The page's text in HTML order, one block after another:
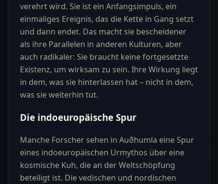
verehrt wird. Sie ist ein Anfangsimpuls, ein
einmaliges Ereignis, das die Kette in Gang setzt
und dann endet. Das macht sie bescheidener
als ihre Parallelen in anderen Kulturen, aber
auch radikaler: Sie braucht keine fortgesetzte
Existenz, um wirksam zu sein. Ihre Wirkung liegt
in dem, was sie hinterlassen hat – nicht in dem,
was sie weiterhin tut.
Die indoeuropäische Spur
Manche Forscher sehen in Auðhumla eine Spur
eines indoeuropäischen Urmythos über eine
kosmische Kuh, die an der Weltschöpfung
beteiligt ist. Die vedischen und nordischen